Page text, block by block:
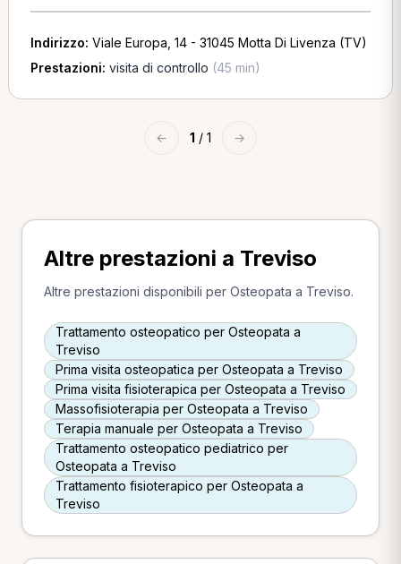
Indirizzo: Viale Europa, 14 - 31045 Motta Di Livenza (TV)
Prestazioni: visita di controllo (45 min)
← 1 / 1 →
Altre prestazioni a Treviso
Altre prestazioni disponibili per Osteopata a Treviso.
Trattamento osteopatico per Osteopata a
Treviso
Prima visita osteopatica per Osteopata a Treviso
Prima visita fisioterapica per Osteopata a Treviso
Massofisioterapia per Osteopata a Treviso
Terapia manuale per Osteopata a Treviso
Trattamento osteopatico pediatrico per
Osteopata a Treviso
Trattamento fisioterapico per Osteopata a
Treviso